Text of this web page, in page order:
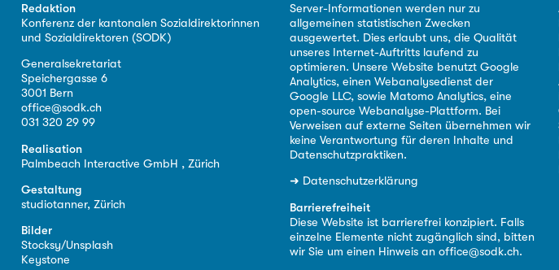
Redaktion
Konferenz der kantonalen Sozialdirektorinnen
und Sozialdirektoren (SODK)
Generalsekretariat
Speichergasse 6
3001 Bern
office@sodk.ch
031 320 29 99
Realisation
Palmbeach Interactive GmbH , Zürich
Gestaltung
studiotanner, Zürich
Bilder
Stocksy/Unsplash
Keystone
Server-Informationen werden nur zu
allgemeinen statistischen Zwecken
ausgewertet. Dies erlaubt uns, die Qualität
unseres Internet-Auftritts laufend zu
optimieren. Unsere Website benutzt Google
Analytics, einen Webanalysedienst der
Google LLC, sowie Matomo Analytics, eine
open-source Webanalyse-Plattform. Bei
Verweisen auf externe Seiten übernehmen wir
keine Verantwortung für deren Inhalte und
Datenschutzpraktiken.
➜ Datenschutzerklärung
Barrierefreiheit
Diese Website ist barrierefrei konzipiert. Falls
einzelne Elemente nicht zugänglich sind, bitten
wir Sie um einen Hinweis anoffice@sodk.ch.